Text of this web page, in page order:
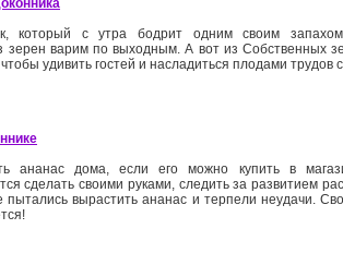
который с утра бодрит одним своим
зерен варим по выходным. А вот из Собственных
удивить гостей и насладиться плодами трудов
ананас дома, если его можно купить в
сделать своими руками, следить за развитием
пытались вырастить ананас и терпели неудачи.